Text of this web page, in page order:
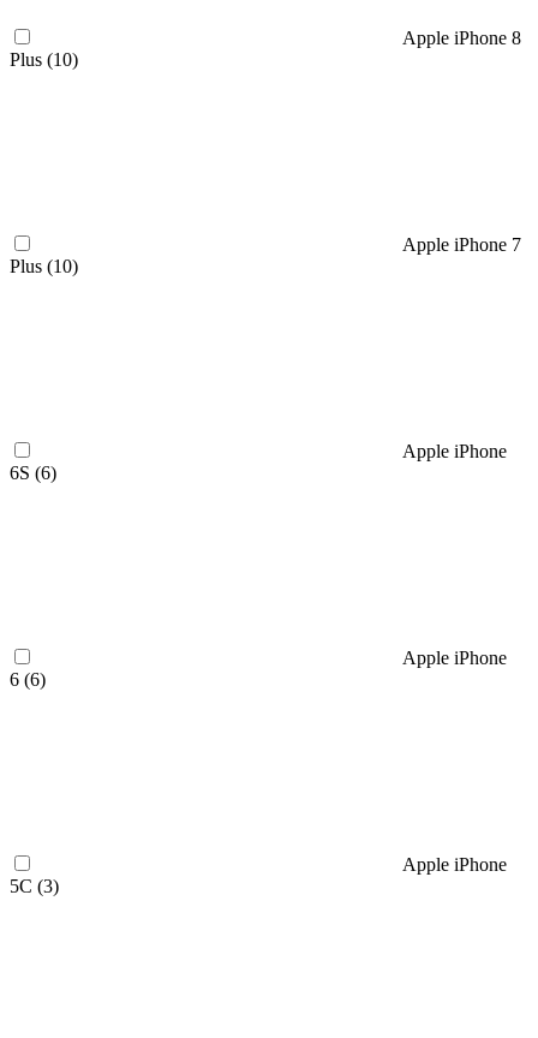
Apple iPhone 8
Plus (10)
Apple iPhone 7
Plus (10)
Apple iPhone
6S (6)
Apple iPhone
6 (6)
Apple iPhone
5C (3)